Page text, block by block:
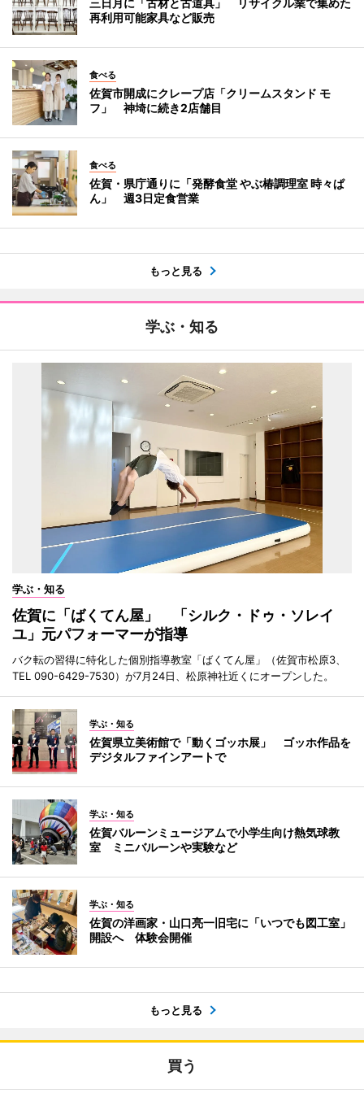
再利用可能家具など販売
食べる
佐賀市開成にクレープ店「クリームスタンド モ
フ」 神埼に続き2店舗目
食べる
佐賀・県庁通りに「発酵食堂 やぶ椿調理室 時々ぱ
ん」 週3日定食営業
もっと見る
学ぶ・知る
学ぶ・知る
佐賀に「ばくてん屋」 「シルク・ドゥ・ソレイ
ユ」元パフォーマーが指導
バク転の習得に特化した個別指導教室「ばくてん屋」（佐賀市松原3、
TEL 090-6429-7530）が7月24日、松原神社近くにオープンした。
学ぶ・知る
佐賀県立美術館で「動くゴッホ展」 ゴッホ作品を
デジタルファインアートで
学ぶ・知る
佐賀バルーンミュージアムで小学生向け熱気球教
室 ミニバルーンや実験など
学ぶ・知る
佐賀の洋画家・山口亮一旧宅に「いつでも図工室」
開設へ 体験会開催
もっと見る
買う